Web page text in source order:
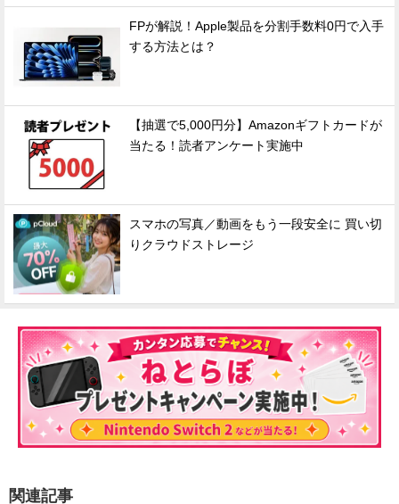
FPが解説！Apple製品を分割手数料0円で入手
する方法とは？
【抽選で5,000円分】Amazonギフトカードが
当たる！読者アンケート実施中
スマホの写真／動画をもう一段安全に 買い切
りクラウドストレージ
関連記事